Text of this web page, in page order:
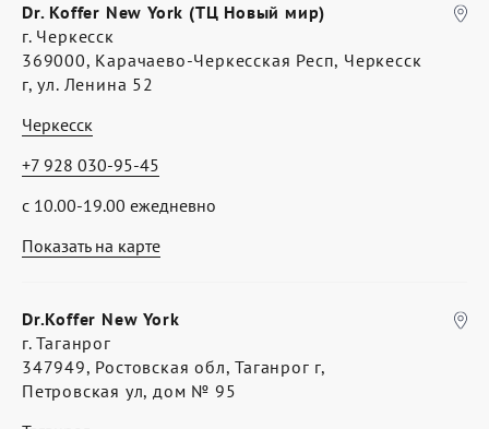
Показать на карте
Dr. Koffer New York (ТЦ Новый мир)
г. Черкесск
369000, Карачаево-Черкесская Респ, Черкесск
г, ул. Ленина 52
Черкесск
с 10.00-19.00 ежедневно
+7 928 030-95-45
Dr.Koffer New York
г. Таганрог
347949, Ростовская обл, Таганрог г,
Петровская ул, дом № 95